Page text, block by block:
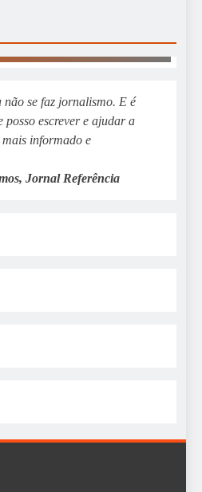
19 News
não se faz jornalismo. E é
posso escrever e ajudar a
informado e
Jornal Referência